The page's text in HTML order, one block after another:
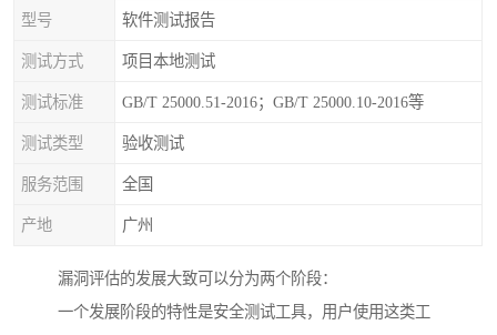
型号 软件测试报告
测试方式 项目本地测试
测试标准 GB/T 25000.51-2016；GB/T 25000.10-2016等
测试类型 验收测试
服务范围 全国
产地 广州
漏洞评估的发展大致可以分为两个阶段：
一个发展阶段的特性是安全测试工具，用户使用这类工